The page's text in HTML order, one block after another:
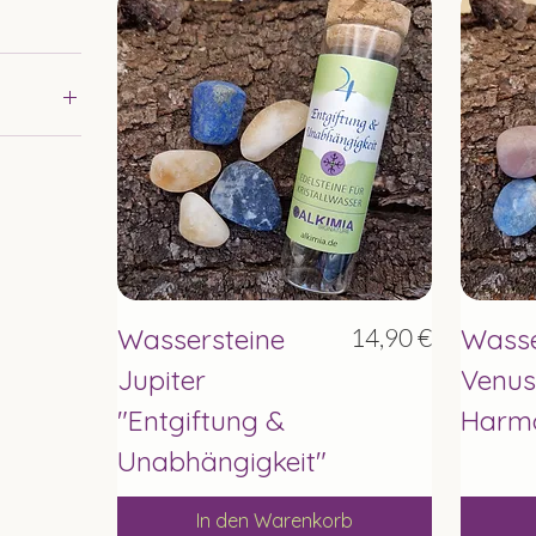
Schnellansicht
Wassersteine
Jupiter
"Entgiftung &
Unabhängigkeit"
Preis
14,90 €
In den Warenkorb